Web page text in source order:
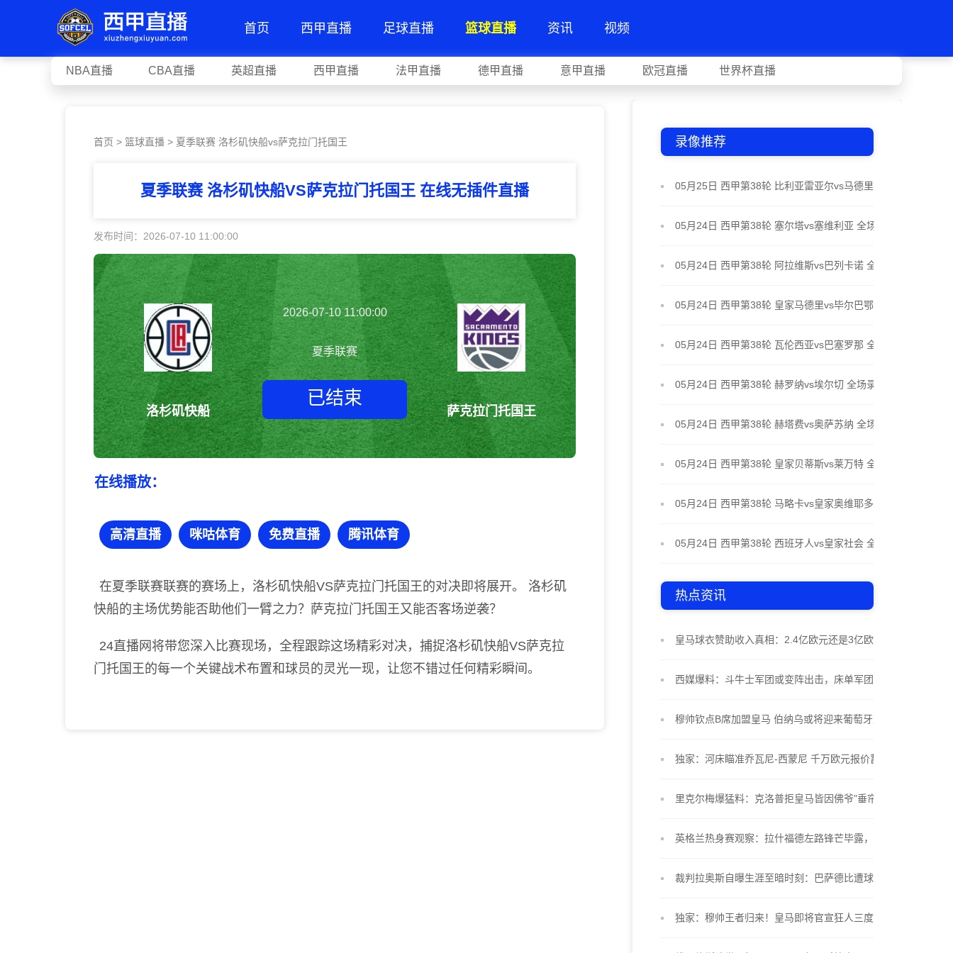
首页 西甲直播 足球直播 篮球直播 资讯 视频
NBA直播 CBA直播 英超直播 西甲直播 法甲直播 德甲直播 意甲直播 欧冠直播 世界杯直播
首页 > 篮球直播 > 夏季联赛 洛杉矶快船vs萨克拉门托国王
夏季联赛 洛杉矶快船VS萨克拉门托国王 在线无插件直播
发布时间：2026-07-10 11:00:00
洛杉矶快船
2026-07-10 11:00:00
夏季联赛
已结束
萨克拉门托国王
在线播放：
高清直播 咪咕体育 免费直播 腾讯体育
在夏季联赛联赛的赛场上，洛杉矶快船VS萨克拉门托国王的对决即将展开。 洛杉矶
快船的主场优势能否助他们一臂之力？萨克拉门托国王又能否客场逆袭？
24直播网将带您深入比赛现场，全程跟踪这场精彩对决，捕捉洛杉矶快船VS萨克拉
门托国王的每一个关键战术布置和球员的灵光一现，让您不错过任何精彩瞬间。
录像推荐
05月25日 西甲第38轮 比利亚雷亚尔vs马德里竞技 全
05月24日 西甲第38轮 塞尔塔vs塞维利亚 全场录像
05月24日 西甲第38轮 阿拉维斯vs巴列卡诺 全场录像
05月24日 西甲第38轮 皇家马德里vs毕尔巴鄂竞技 全
05月24日 西甲第38轮 瓦伦西亚vs巴塞罗那 全场录像
05月24日 西甲第38轮 赫罗纳vs埃尔切 全场录像
05月24日 西甲第38轮 赫塔费vs奥萨苏纳 全场录像
05月24日 西甲第38轮 皇家贝蒂斯vs莱万特 全场录像
05月24日 西甲第38轮 马略卡vs皇家奥维耶多 全场录
05月24日 西甲第38轮 西班牙人vs皇家社会 全场录像
热点资讯
皇马球衣赞助收入真相：2.4亿欧元还是3亿欧元？
西媒爆料：斗牛士军团或变阵出击，床单军团锁定"小
穆帅钦点B席加盟皇马 伯纳乌或将迎来葡萄牙双星联
独家：河床瞄准乔瓦尼-西蒙尼 千万欧元报价蓄势待
里克尔梅爆猛料：克洛普拒皇马皆因佛爷"垂帘听政"
英格兰热身赛观察：拉什福德左路锋芒毕露，贝林厄
裁判拉奥斯自曝生涯至暗时刻：巴萨德比遭球员言语
独家：穆帅王者归来！皇马即将官宣狂人三度执掌银